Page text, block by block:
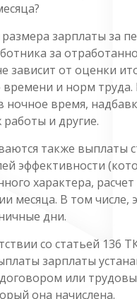
зарплаты за
за
зависит от оценки
и норм труда.
время,
и другие.
также выплаты
эффективности
характера,
В том числе,
дни.
со статьей 136
зарплаты
или
она начислена.